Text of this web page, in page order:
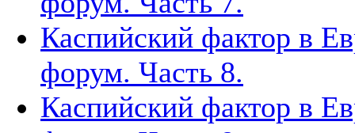
Каспийский фактор в
форум. Часть 8.
Каспийский фактор в